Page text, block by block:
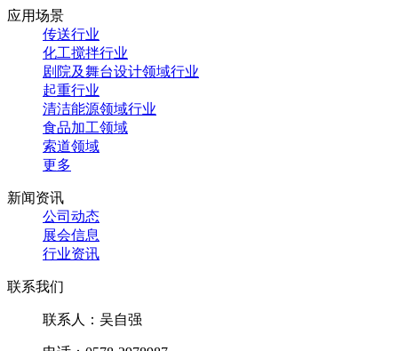
应用场景
传送行业
化工搅拌行业
剧院及舞台设计领域行业
起重行业
清洁能源领域行业
食品加工领域
索道领域
更多
新闻资讯
公司动态
展会信息
行业资讯
联系我们
联系人：吴自强